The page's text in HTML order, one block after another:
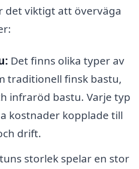
det viktigt att överväga
Det finns olika typer av
traditionell finsk bastu,
infraröd bastu. Varje typ
kostnader kopplade till
drift.
storlek spelar en stor